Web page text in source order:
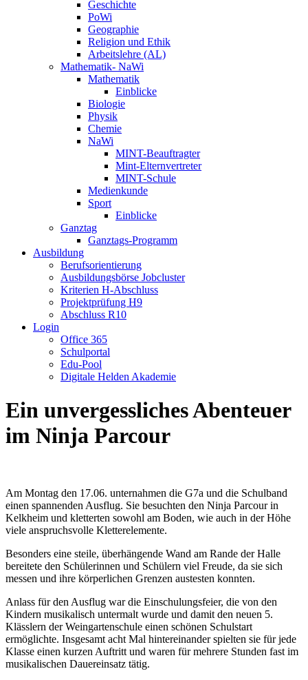
Geschichte
PoWi
Geographie
Religion und Ethik
Arbeitslehre (AL)
Mathematik- NaWi
Mathematik
Einblicke
Biologie
Physik
Chemie
NaWi
MINT-Beauftragter
Mint-Elternvertreter
MINT-Schule
Medienkunde
Sport
Einblicke
Ganztag
Ganztags-Programm
Ausbildung
Berufsorientierung
Ausbildungsbörse Jobcluster
Kriterien H-Abschluss
Projektprüfung H9
Abschluss R10
Login
Office 365
Schulportal
Edu-Pool
Digitale Helden Akademie
Ein unvergessliches Abenteuer
im Ninja Parcour
Am Montag den 17.06. unternahmen die G7a und die Schulband
einen spannenden Ausflug. Sie besuchten den Ninja Parcour in
Kelkheim und kletterten sowohl am Boden, wie auch in der Höhe
viele anspruchsvolle Kletterelemente.
Besonders eine steile, überhängende Wand am Rande der Halle
bereitete den Schülerinnen und Schülern viel Freude, da sie sich
messen und ihre körperlichen Grenzen austesten konnten.
Anlass für den Ausflug war die Einschulungsfeier, die von den
Kindern musikalisch untermalt wurde und damit den neuen 5.
Klässlern der Weingartenschule einen schönen Schulstart
ermöglichte. Insgesamt acht Mal hintereinander spielten sie für jede
Klasse einen kurzen Auftritt und waren für mehrere Stunden fast im
musikalischen Dauereinsatz tätig.